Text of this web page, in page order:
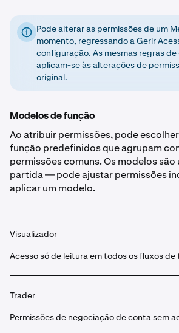
Pode alterar as permissões de um
momento, regressando a Gerir
configuração. As mesmas regras
aplicam-se às alterações de
original.
Modelos de função
Ao atribuir permissões, pode
função predefinidos que agrupam
permissões comuns. Os modelos
partida — pode ajustar permissões
aplicar um modelo.
Visualizador
Acesso só de leitura em todos os fluxos de
Trader
Permissões de negociação de conta sem